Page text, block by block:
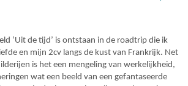
‘Uit de tijd’ is ontstaan in de roadtrip die ik
en mijn 2cv langs de kust van Frankrijk. Net
is het een mengeling van werkelijkheid,
wat een beeld van een gefantaseerde